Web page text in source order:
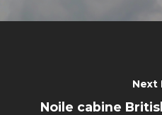
Next
Noile cabine